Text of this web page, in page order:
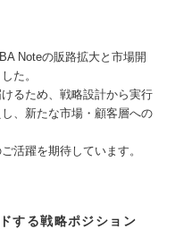
Noteの販路拡大と市場開
た。
るため、戦略設計から実行
、新たな市場・顧客層への
活躍を期待しています。
する戦略ポジション